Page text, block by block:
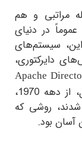
و هم
دنیای
، دوباره متولد شده‌اند . با این حال، از دهه 1970،
که